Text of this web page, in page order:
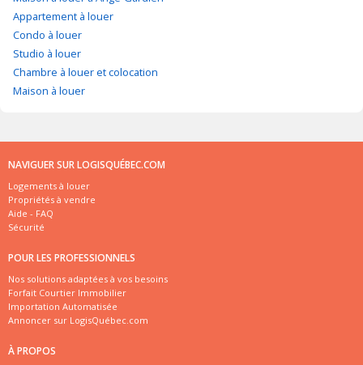
Appartement à louer
Condo à louer
Studio à louer
Chambre à louer et colocation
Maison à louer
NAVIGUER SUR LOGISQUÉBEC.COM
Logements à louer
Propriétés à vendre
Aide - FAQ
Sécurité
POUR LES PROFESSIONNELS
Nos solutions adaptées à vos besoins
Forfait Courtier Immobilier
Importation Automatisée
Annoncer sur LogisQuébec.com
À PROPOS